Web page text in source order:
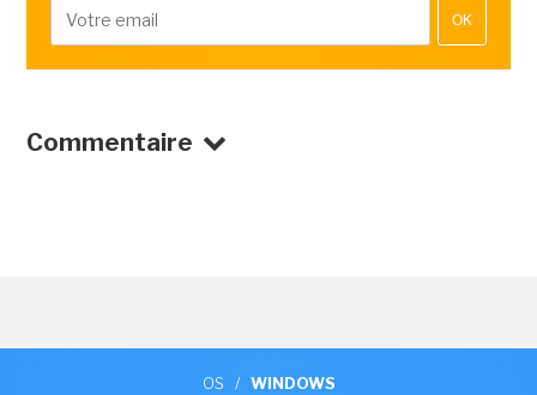
OK
Commentaire
OS / WINDOWS